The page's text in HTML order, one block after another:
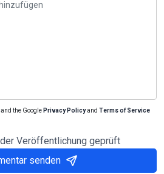
the Google Privacy Policyand Terms of Service
Veröffentlichung geprüft
senden